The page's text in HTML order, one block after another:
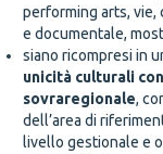
performing arts, vie,
e documentale,
siano ricompresi in
unicità culturali
sovraregionale,
dell’area di
livello gestionale e